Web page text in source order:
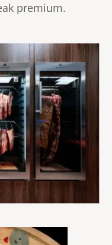
premium.